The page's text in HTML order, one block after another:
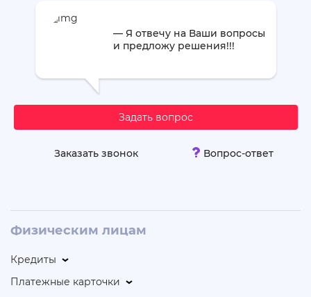
— Я отвечу на Ваши вопросы
и предложу решения!!!
Задать вопрос
Заказать звонок Вопрос-ответ
Физическим лицам
Кредиты
Платежные карточки